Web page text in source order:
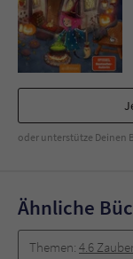
oder unterstütze Deinen
Ähnliche
Themen: 4.6